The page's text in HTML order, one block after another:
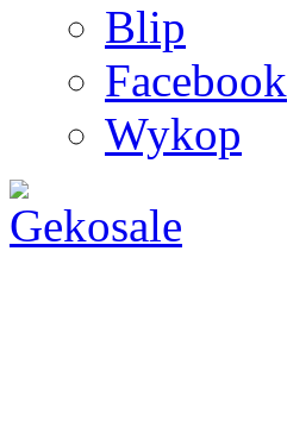
Blip
Facebook
Wykop